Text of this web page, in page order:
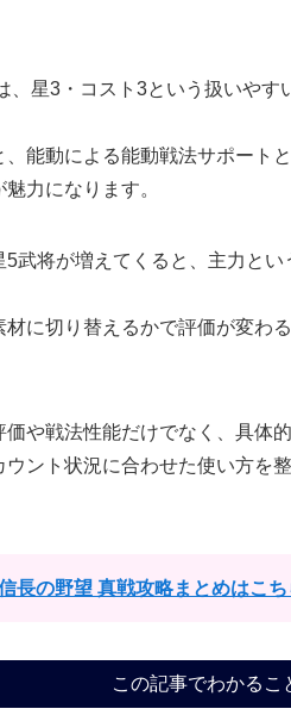
、星3・コスト3という扱いやす
能動による能動戦法サポート
力になります。
武将が増えてくると、主力と
に切り替えるかで評価が変わ
や戦法性能だけでなく、具体
ント状況に合わせた使い方を
長の野望 真戦攻略まとめはこち
この記事でわかるこ